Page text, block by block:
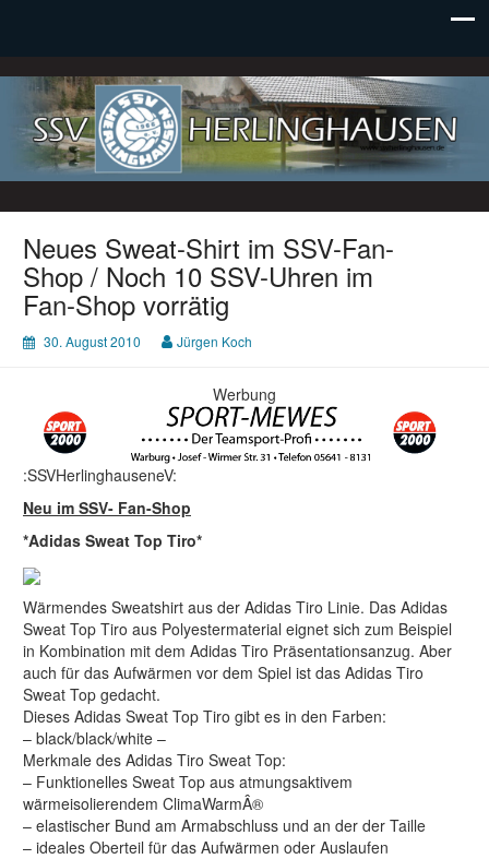
SSV Herlinghausen e. V.
Neues Sweat-Shirt im SSV-Fan-
Shop / Noch 10 SSV-Uhren im
Fan-Shop vorrätig
30. August 2010 Jürgen Koch
Werbung
:SSVHerlinghauseneV:
Neu im SSV- Fan-Shop
*Adidas Sweat Top Tiro*
Wärmendes Sweatshirt aus der Adidas Tiro Linie. Das Adidas
Sweat Top Tiro aus Polyestermaterial eignet sich zum Beispiel
in Kombination mit dem Adidas Tiro Präsentationsanzug. Aber
auch für das Aufwärmen vor dem Spiel ist das Adidas Tiro
Sweat Top gedacht.
Dieses Adidas Sweat Top Tiro gibt es in den Farben:
– black/black/white –
Merkmale des Adidas Tiro Sweat Top:
– Funktionelles Sweat Top aus atmungsaktivem
wärmeisolierendem ClimaWarmÂ®
– elastischer Bund am Armabschluss und an der der Taille
– ideales Oberteil für das Aufwärmen oder Auslaufen